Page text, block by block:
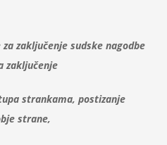
zaključenje sudske nagodbe
zaključenje
strankama, postizanje
strane,